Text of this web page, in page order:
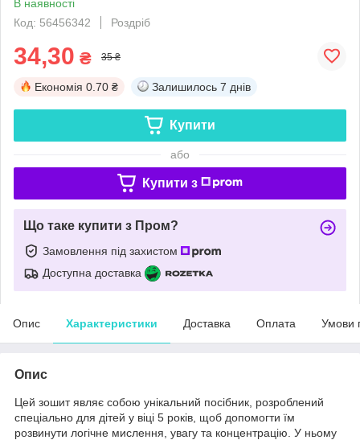
В наявності
Код: 56456342
Роздріб
34,30 ₴ 35 ₴
Економія 0.70 ₴ Залишилось 7 днів
Купити
або
Купити з
Що таке купити з Пром?
Замовлення під захистом
Доступна доставка
Опис Характеристики Доставка Оплата Умови
Опис
Цей зошит являє собою унікальний посібник, розроблений
спеціально для дітей у віці 5 років, щоб допомогти їм
розвинути логічне мислення, увагу та концентрацію. У ньому